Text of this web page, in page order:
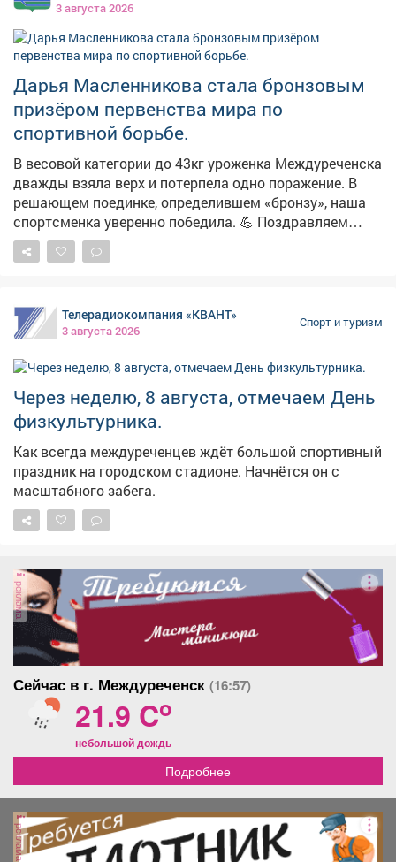
Мероприятие прошло в игровой форме, что сделало
мероприятие увлекательным для всех участников.
Такие встречи играют важную роль в приобщении
детей к здоровому образу жизни. Комплекс ГТО не
только развивает физические качества, но и
формирует у детей правильные жизненные ценности:
целеустремленность, дисциплину и стремление к
самосовершенствованию. Присоединяйтесь и вы к
движению ГТО в городе Новокузнецке!
3 августа 2026
Дарья Масленникова стала бронзовым
призёром первенства мира по
спортивной борьбе.
В весовой категории до 43кг уроженка Междуреченска
дважды взяла верх и потерпела одно поражение. В
решающем поединке, определившем «бронзу», наша
спортсменка уверенно победила. 💪 Поздравляем
Дарью от имени всех междуреченцев, так держать!
Телерадиокомпания «КВАНТ»
3 августа 2026
Спорт и туризм
Через неделю, 8 августа, отмечаем День
физкультурника.
Как всегда междуреченцев ждёт большой спортивный
праздник на городском стадионе. Начнётся он с
масштабного забега.
реклама
Сейчас в г. Междуреченск (16:57)
21.9 Co
небольшой дождь
Подробнее
реклама